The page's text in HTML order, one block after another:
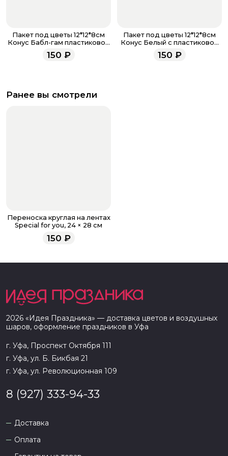
Пакет под цветы 12*12*8см
Конус Бабл-гам пластиковой
ручкой
150 ₽
Пакет под цветы 12*12*8см
Конус Белый с пластиковой
ручкой
150 ₽
Ранее вы смотрели
Переноска круглая на лентах
Special for you, 24 × 28 см
150 ₽
2026 «Идея Праздника» — доставка цветов и воздушных
шаров, оформление праздников в Уфа
г. Уфа, Проспект Октября 111
г. Уфа, ул. Б. Бикбая 21
г. Уфа, ул. Революционная 109
8 (927) 333-94-33
Доставка
Оплата